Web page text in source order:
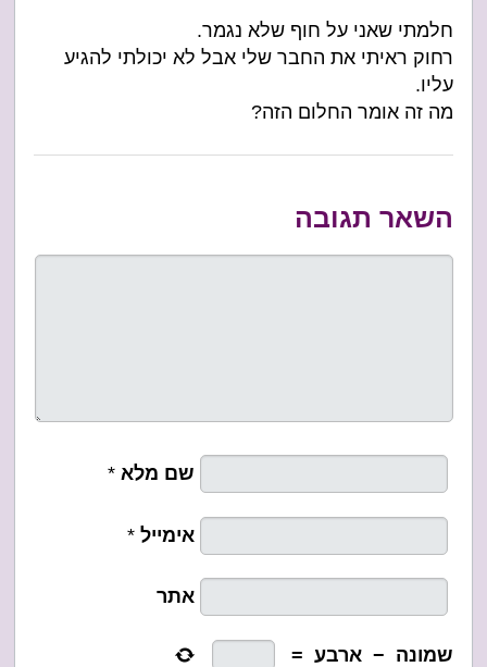
חלמתי שאני על חוף שלא נגמר.
רחוק ראיתי את החבר שלי אבל לא יכולתי להגיע
עליו.
מה זה אומר החלום הזה?
השאר תגובה
שם מלא *
אימייל *
אתר
שמונה − ארבע =